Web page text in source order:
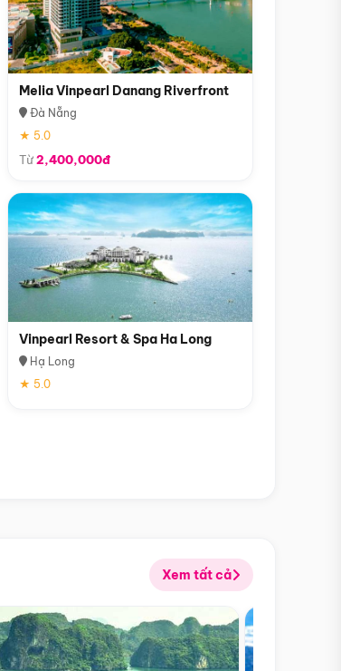
Melia Vinpearl Danang Riverfront
Đà Nẵng
★ 5.0
Từ2,400,000đ
Vinpearl Resort & Spa Ha Long
Hạ Long
★ 5.0
Xem tất cả